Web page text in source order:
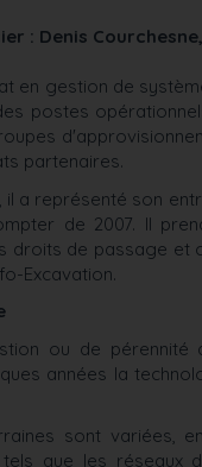
: Denis
en gestion de
postes
partenaires.
il a représenté son
de 2007. Il
droits de passage et
Excavation.
ou de pérennité
années la
sont variées,
que les réseaux